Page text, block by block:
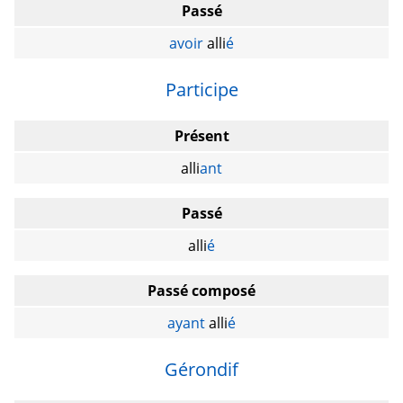
Passé
avoirallié
Participe
Présent
alliant
Passé
allié
Passé composé
ayantallié
Gérondif